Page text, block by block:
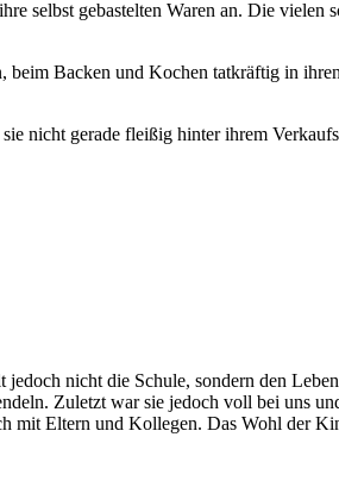
selbst gebastelten Waren an. Die
Backen und Kochen tatkräftig in
nicht gerade fleißig hinter ihrem
nicht die Schule, sondern den
Zuletzt war sie jedoch voll bei uns
Eltern und Kollegen. Das Wohl der